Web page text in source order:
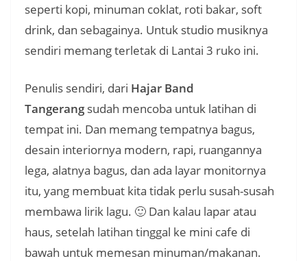
seperti kopi, minuman coklat, roti bakar, soft
drink, dan sebagainya. Untuk studio musiknya
sendiri memang terletak di Lantai 3 ruko ini.
Penulis sendiri, dari Hajar Band
Tangerangsudah mencoba untuk latihan di
tempat ini. Dan memang tempatnya bagus,
desain interiornya modern, rapi, ruangannya
lega, alatnya bagus, dan ada layar monitornya
itu, yang membuat kita tidak perlu susah-susah
membawa lirik lagu. 🙂 Dan kalau lapar atau
haus, setelah latihan tinggal ke mini cafe di
bawah untuk memesan minuman/makanan.